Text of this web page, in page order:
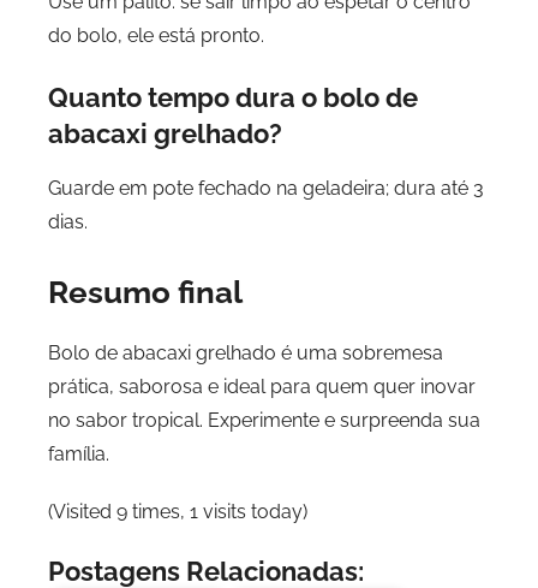
do bolo, ele está pronto.
Quanto tempo dura o bolo de
abacaxi grelhado?
Guarde em pote fechado na geladeira; dura até 3
dias.
Resumo final
Bolo de abacaxi grelhado é uma sobremesa
prática, saborosa e ideal para quem quer inovar
no sabor tropical. Experimente e surpreenda sua
família.
(Visited 9 times, 1 visits today)
Postagens Relacionadas: